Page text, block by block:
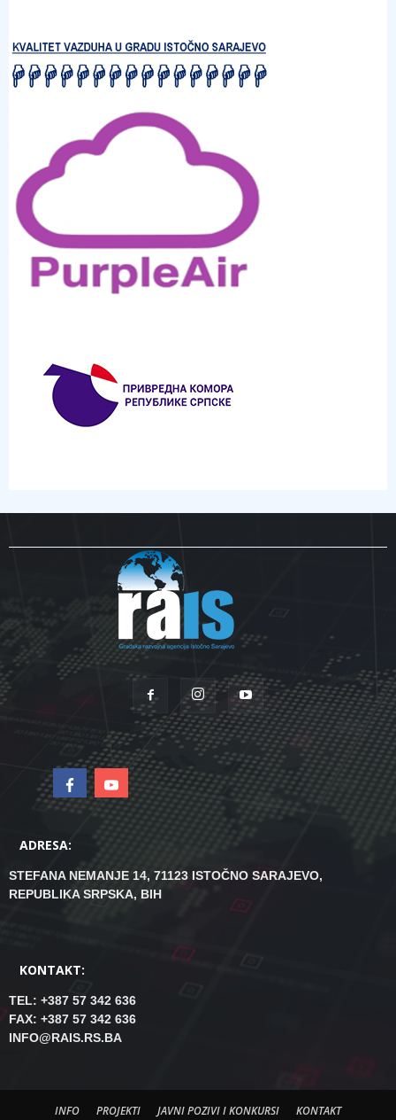
ADRESA:
STEFANA NEMANJE 14, 71123 ISTOČNO SARAJEVO,
REPUBLIKA SRPSKA, BIH
KONTAKT:
TEL: +387 57 342 636
FAX: +387 57 342 636
INFO@RAIS.RS.BA
INFO PROJEKTI JAVNI POZIVI I KONKURSI KONTAKT